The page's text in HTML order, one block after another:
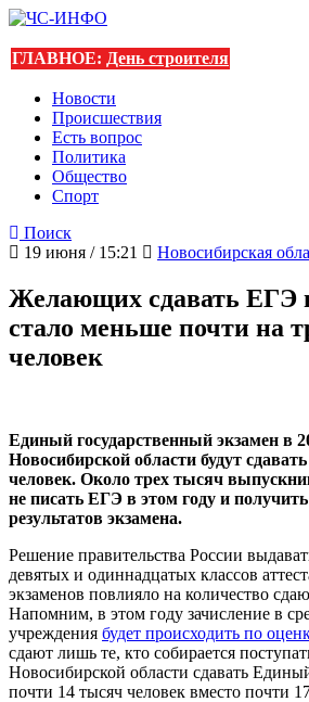
ГЛАВНОЕ: День строителя
Новости
Происшествия
Есть вопрос
Политика
Общество
Спорт
Поиск
19 июня / 15:21
Новосибирская
Желающих сдавать ЕГЭ
стало меньше почти на
человек
Единый государственный экзамен в
Новосибирской области будут
человек. Около трех тысяч
не писать ЕГЭ в этом году и получить
результатов экзамена.
Решение правительства России
девятых и одиннадцатых классов
экзаменов повлияло на количество
Напомним, в этом году зачисление в
учреждения будет происходить по
сдают лишь те, кто собирается
Новосибирской области сдавать
почти 14 тысяч человек вместо почти